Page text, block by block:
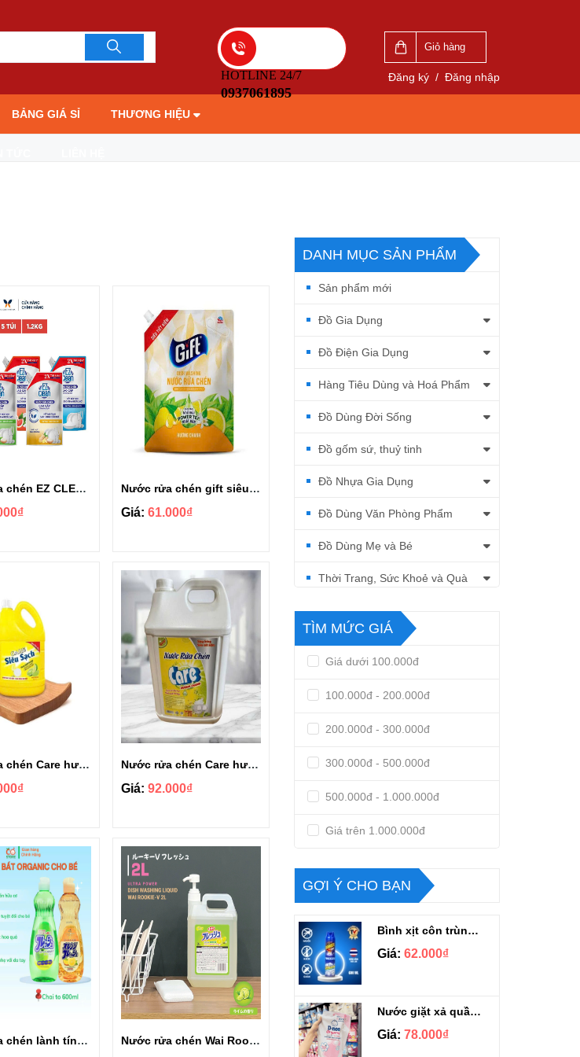
HOTLINE 24/7
0937061895
Giỏ hàng
Đăng ký / Đăng nhập
BẢNG GIÁ SỈ THƯƠNG HIỆU
Nước rửa chén EZ CLEAN gốc thực vật túi 1.2kg Nước rửa chén gift siêu sạch túi 3.5kg
Giá:61.000₫
Nước rửa chén Care hương chanh siêu sạch can 3.6kg Nước rửa chén Care hương chanh siêu sạch can 10kg
Giá:92.000₫
Nước rửa chén lành tính Rocket Nhật Bản 600ml Nước rửa chén Wai Rookie-V có vòi nhấn Nhật Bản 2L
DANH MỤC SẢN PHẨM
Sản phẩm mới
Đồ Gia Dụng
Đồ Điện Gia Dụng
Hàng Tiêu Dùng và Hoá Phẩm
Đồ Dùng Đời Sống
Đồ gốm sứ, thuỷ tinh
Đồ Nhựa Gia Dụng
Đồ Dùng Văn Phòng Phẩm
Đồ Dùng Mẹ và Bé
Thời Trang, Sức Khoẻ và Quà
TÌM MỨC GIÁ
Giá dưới 100.000đ
100.000đ - 200.000đ
200.000đ - 300.000đ
300.000đ - 500.000đ
500.000đ - 1.000.000đ
Giá trên 1.000.000đ
GỢI Ý CHO BẠN
Bình xịt côn trùng Ranger scout 600ml
Giá: 62.000₫
Nước giặt xả quần áo Dnee Thái Lan túi 1100ml
Giá: 78.000₫